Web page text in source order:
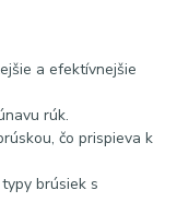
a efektívnejšie
rúk.
čo prispieva k
brúsiek s